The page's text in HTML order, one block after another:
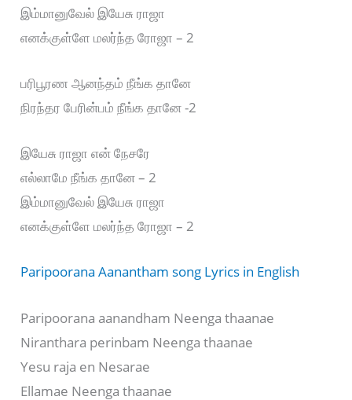
இம்மானுவேல் இயேசு ராஜா
எனக்குள்ளே மலர்ந்த ரோஜா – 2
பரிபூரண ஆனந்தம் நீங்க தானே
நிரந்தர பேரின்பம் நீங்க தானே -2
இயேசு ராஜா என் நேசரே
எல்லாமே நீங்க தானே – 2
இம்மானுவேல் இயேசு ராஜா
எனக்குள்ளே மலர்ந்த ரோஜா – 2
Paripoorana Aanantham song Lyrics in English
Paripoorana aanandham Neenga thaanae
Niranthara perinbam Neenga thaanae
Yesu raja en Nesarae
Ellamae Neenga thaanae